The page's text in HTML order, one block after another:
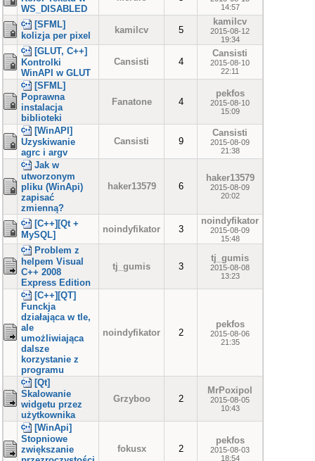
WS_DISABLED
14:57
[SFML]
kolizja per pixel
kamilcv 5
kamilcv
2015-08-12
19:34
[GLUT, C++]
Kontrolki
WinAPI w GLUT
Cansisti 4
Cansisti
2015-08-10
22:11
[SFML]
Poprawna
instalacja
biblioteki
Fanatone 4
pekfos
2015-08-10
15:09
[WinAPI]
Uzyskiwanie
agrc i argv
Cansisti 9
Cansisti
2015-08-09
21:38
Jak w
utworzonym
pliku (WinApi)
zapisać
zmienną?
haker13579 6
haker13579
2015-08-09
20:02
[C++][Qt +
MySQL]
noindyfikator 3
noindyfikator
2015-08-09
15:48
Problem z
helpem Visual
C++ 2008
Express Edition
tj_gumis 3
tj_gumis
2015-08-08
13:23
[C++][QT]
Funckja
działająca w tle,
ale
umożliwiająca
dalsze
korzystanie z
programu
noindyfikator 2
pekfos
2015-08-06
21:35
[Qt]
Skalowanie
widgetu przez
użytkownika
Grzyboo 2
MrPoxipol
2015-08-05
10:43
[WinApi]
Stopniowe
zwiększanie
fokusx 2
pekfos
2015-08-03
18:54